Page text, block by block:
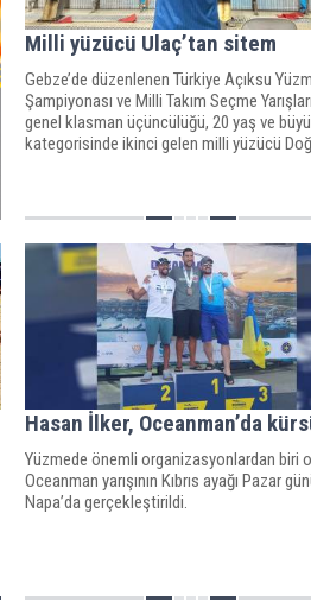
Milli yüzücü Ulaç’tan sitem
Gebze’de düzenlenen Türkiye Açıksu
Şampiyonası ve Milli Takım Seçme
genel klasman üçüncülüğü, 20 yaş ve
kategorisinde ikinci gelen milli yüzücü
Hasan İlker, Oceanman’da
Yüzmede önemli organizasyonlardan biri
Oceanman yarışının Kıbrıs ayağı Pazar
Napa’da gerçekleştirildi.